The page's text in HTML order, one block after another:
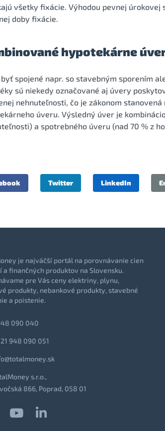
všetky fixácie. Výhodou pevnej
doby fixácie.
hypotekárne
spojené napr. so stavebným sporením
sú niekedy označované aj úvery
nehnuteľnosti, čo je zákonom
úveru. Výsledný úver je
a spotrebného úveru (nad 70 % z
Twitter LinkedIn
je najväčší portál na porovnávanie cien
a finančných produktov na Slovensku.
pre Vás ceny elektriny, plynu,
produkty, nebankové produkty, stavebné
a poistenie.
090 040
948 090 051
s.r.o.,
866, Poprad, 058 01